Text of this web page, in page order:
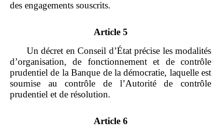
des engagements souscrits.
Article 5
Un décret en Conseil d’État précise les modalités
d’organisation, de fonctionnement et de contrôle
prudentiel de la Banque de la démocratie, laquelle est
soumise au contrôle de l’Autorité de contrôle
prudentiel et de résolution.
Article 6